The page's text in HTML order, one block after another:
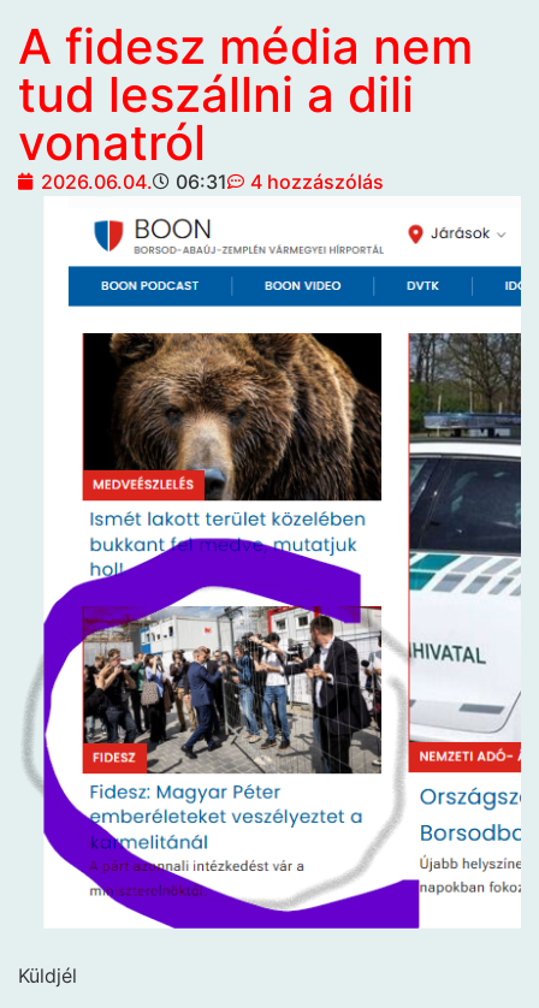
A fidesz média nem
tud leszállni a dili
vonatról
2026.06.04. 06:31 4 hozzászólás
Küldjél